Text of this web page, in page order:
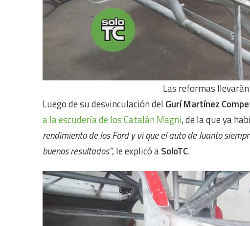
Las reformas
Luego de su desvinculación del Gurí Martínez
a la escudería de los Catalán Magni, de la que ya
rendimiento de los Ford y vi que el auto de Juanto
buenos resultados”, le explicó aSoloTC.